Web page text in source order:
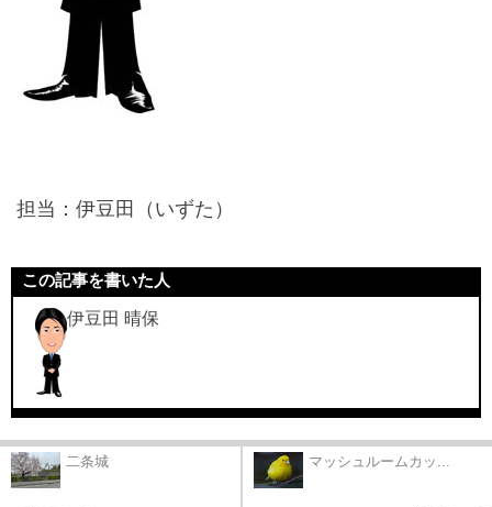
担当：伊豆田（いずた）
この記事を書いた人
伊豆田 晴保
二条城 マッシュルームカッ...